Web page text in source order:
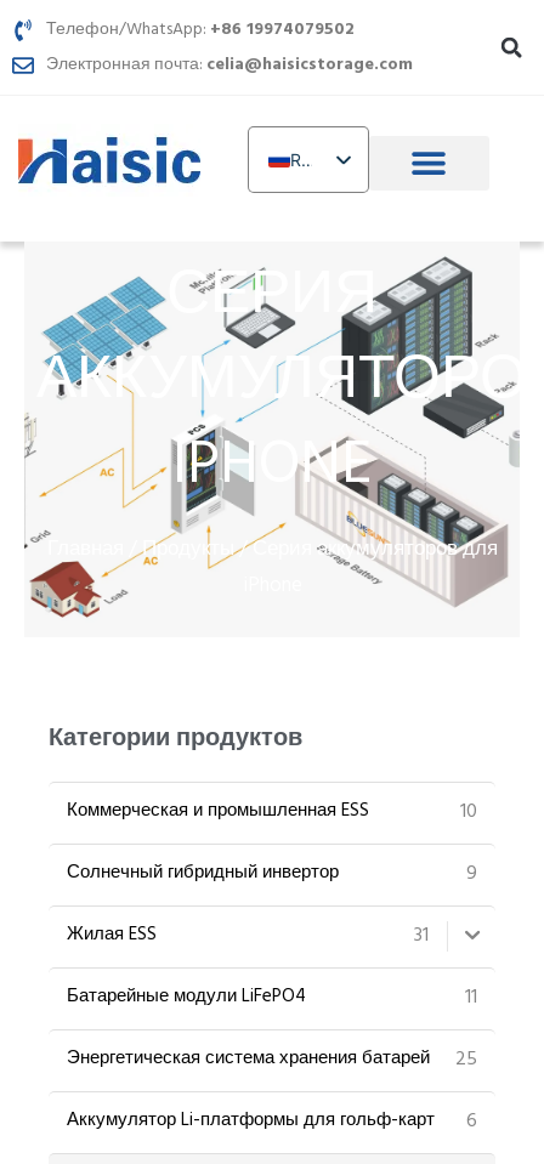
Перейти
содержимому
Телефон/WhatsApp: +86 19974079502
Электронная почта: celia@haisicstorage.com
RU
EN
IT
FR
NL
UR
СЕРИЯ
IPHONE
Главная /Продукты/ Серия аккумуляторов для
Категории продуктов
Коммерческая и промышленная ESS 10
Солнечный гибридный инвертор 9
Жилая ESS 31
Батарейные модули LiFePO4 11
Энергетическая система хранения батарей 25
Аккумулятор Li-платформы для гольф-карт 6